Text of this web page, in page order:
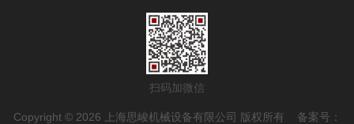
扫码加微信
Copyright © 2026 上海思峻机械设备有限公司 版权所有 备案号：